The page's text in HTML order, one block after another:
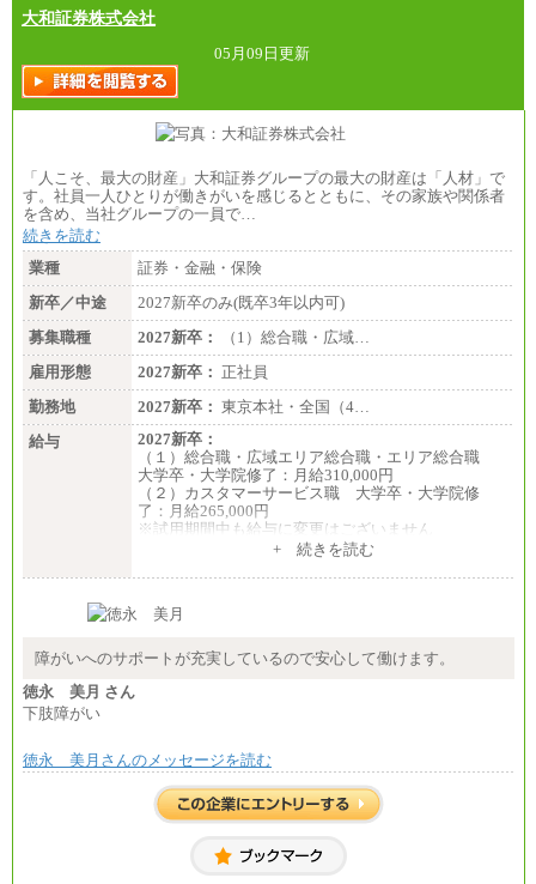
・月給には一律地域手当を含んだ金額を表示
（一律地域手当：※1…36,000円、※2…33,000円、
※3…28,000円、※4…25,000円、※5…23,000円）
・試用期間中も給与変更なし
●基幹職（地域限定社員）
・大学・院卒／月給185,000 円～219,000 円 ※勤務地
〈東京・神奈川〉219,000 円
〈大阪・兵庫〉209,000 円
〈愛知〉194,500 円 〈福岡〉1
・専門・短大卒／月給185,000 円～210,000 円 ※勤務
地により異なる。
〈東京・神奈川〉210,000 円
〈大阪・兵庫〉200,000 円
〈愛知〉194,500 円 〈福
岡〉185,000円
※基本給のみ（地域手当なし）
※試用期間中も給与変更なし
中途：
【阪急交通社】
◆正社員/総合職
月給250,000円～(※1)、247,000円～(※2)、242,000円
～(※3)、239,000円～(※4)、237,000円～（※5）
・月給は一律地域手当を含んだ金額を表示
（※1…36,000円、※2…33,000円、※3…28,000円、
※4…25,000円、※5…23,000円）
◆正社員/基幹職
〈東京・神奈川〉月給219,000 円～ 〈大阪・兵庫〉
〈愛知〉月給194,500 円～ 〈福岡〉月給185,000 円～
月給187,500円～(※1)、184,000円～(※2)、180,500円
～(※3)、170,500～(※4)、168,000円～（※5）
※1…東京都、埼玉県、千葉県、神奈川県
※2…大阪府、京都府、兵庫県、滋賀県
※4…北海道、宮城県、栃木県、群馬県、長野県、新
大和証券株式会社
05月09日更新
「人こそ、最大の財産」大和証券グループの最大の財産は「人材」で
す。社員一人ひとりが働きがいを感じるとともに、その家族や関係者
を含め、当社グループの一員で…
続きを読む
業種
証券・金融・保険
新卒／中途
2027新卒のみ(既卒3年以内可)
募集職種
2027新卒：
（1）総合職・広域…
雇用形態
2027新卒： 正社員
勤務地
2027新卒： 東京本社・全国（4…
給与
2027新卒：
（１）総合職・広域エリア総合職・エリア総合職
大学卒・大学院修了：月給310,000円
（２）カスタマーサービス職 大学卒・大学院修
了：月給265,000円
※試用期間中も給与に変更はございません
+ 続きを読む
障がいへのサポートが充実しているので安心して働けます。
徳永 美月 さん
下肢障がい
徳永 美月さんのメッセージを読む